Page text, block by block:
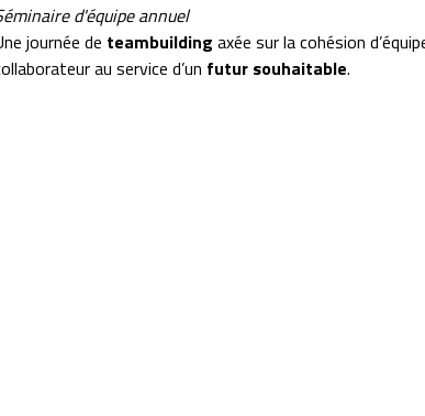
d'équipe annuel
journée de teambuilding axée sur la cohésion
au service d’un futur souhaitable.